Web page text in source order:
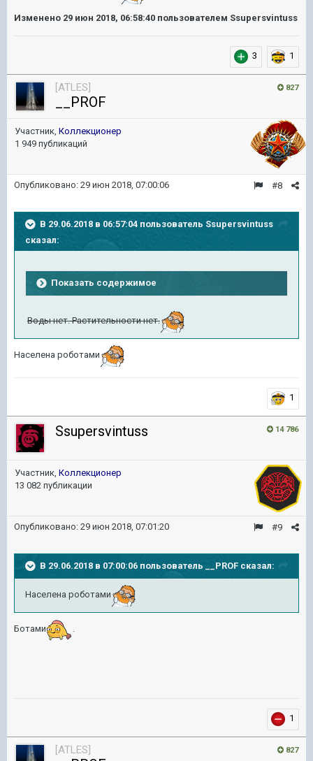
Изменено 29 июн 2018, 06:58:40 пользователем Ssupersvintuss
3 1
827
[ATLES]
__PROF
Участник, Коллекционер
1 949 публикаций
#8
Опубликовано: 29 июн 2018, 07:00:06
В 29.06.2018 в 06:57:04 пользователь Ssupersvintuss
сказал:
Показать содержимое
Воды нет. Растительности нет.
Населена роботами
1
14 786
Ssupersvintuss
Участник, Коллекционер
13 082 публикации
#9
Опубликовано: 29 июн 2018, 07:01:20
В 29.06.2018 в 07:00:06 пользователь __PROF сказал:
Населена роботами
Ботами .
1
827
[ATLES]